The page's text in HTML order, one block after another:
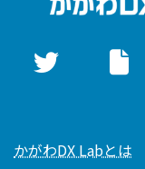
かがわDX Labとは